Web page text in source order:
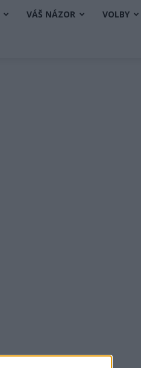
VÁŠ NÁZOR VOLBY